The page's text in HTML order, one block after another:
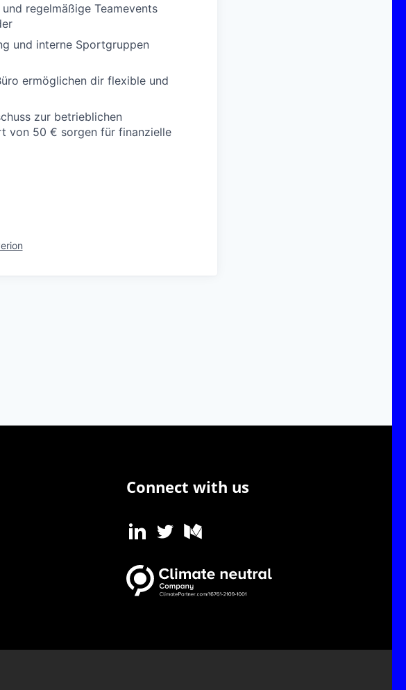
regelmäßige Teamevents
und interne Sportgruppen
ermöglichen dir flexible und
zur betrieblichen
von 50 € sorgen für finanzielle
Connect with us